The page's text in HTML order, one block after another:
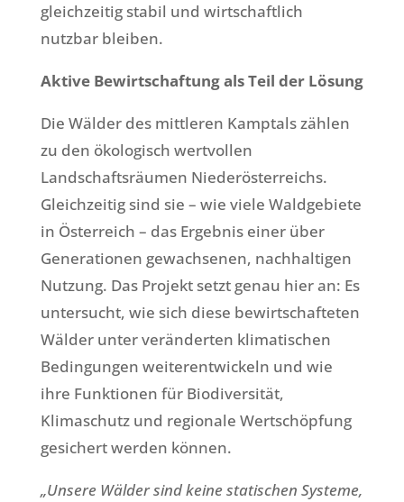
gleichzeitig stabil und wirtschaftlich
nutzbar bleiben.
Aktive Bewirtschaftung als Teil der Lösung
Die Wälder des mittleren Kamptals zählen
zu den ökologisch wertvollen
Landschaftsräumen Niederösterreichs.
Gleichzeitig sind sie – wie viele Waldgebiete
in Österreich – das Ergebnis einer über
Generationen gewachsenen, nachhaltigen
Nutzung. Das Projekt setzt genau hier an: Es
untersucht, wie sich diese bewirtschafteten
Wälder unter veränderten klimatischen
Bedingungen weiterentwickeln und wie
ihre Funktionen für Biodiversität,
Klimaschutz und regionale Wertschöpfung
gesichert werden können.
„Unsere Wälder sind keine statischen Systeme,